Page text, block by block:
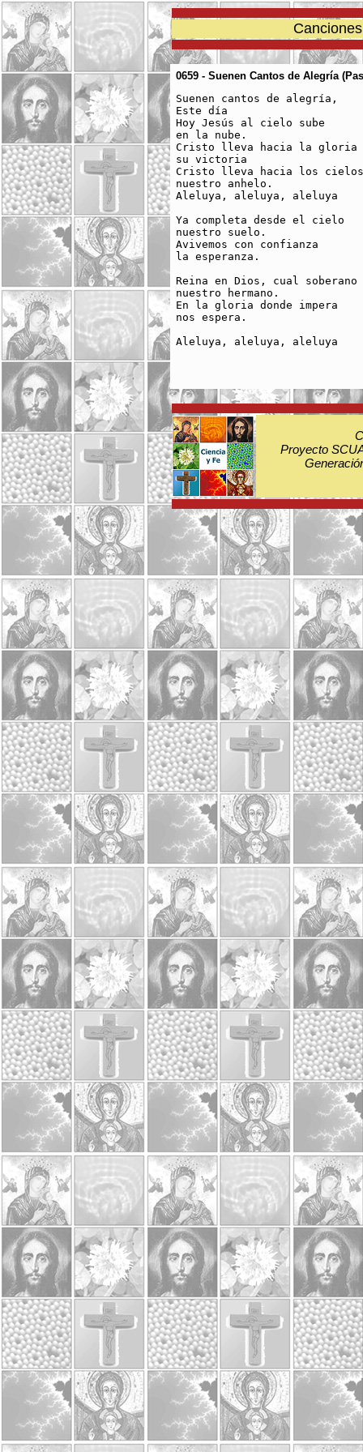
0659 - Suenen Cantos de Alegría
Suenen cantos de alegría,
Este día
Hoy Jesús al cielo sube
en la nube.
Cristo lleva hacia la gloria
su victoria
Cristo lleva hacia los
nuestro anhelo.
Aleluya, aleluya, aleluya
Ya completa desde el cielo
nuestro suelo.
Avivemos con confianza
la esperanza.
Reina en Dios, cual soberano
nuestro hermano.
En la gloria donde impera
nos espera.
Aleluya, aleluya, aleluya
Proyecto